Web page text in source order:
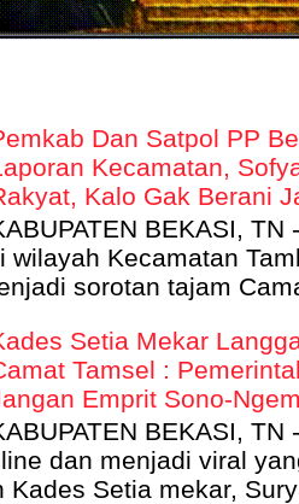
Dan Satpol PP
Kecamatan,
Kalo Gak Berani
BEKASI,
wilayah Kecamatan
sorotan tajam
Setia Mekar
Tamsel :
Emprit Sono-
BEKASI,
dan menjadi viral
Kades Setia mekar,